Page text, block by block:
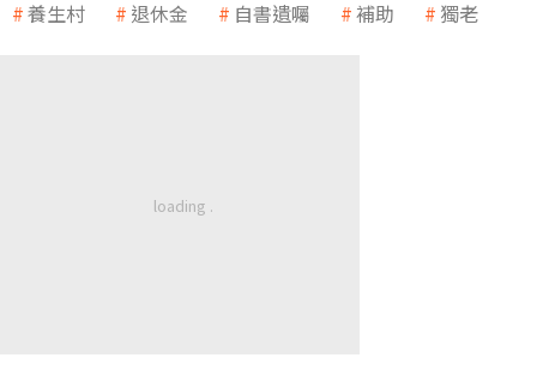
養生村 退休金 自書遺囑 補助 獨老